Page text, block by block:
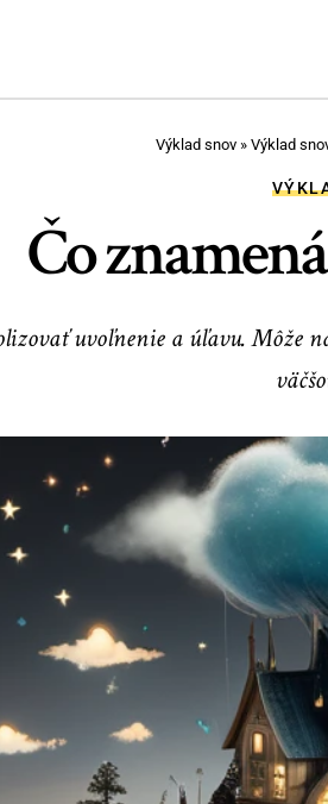
Výklad snov» Výklad
Čo
uvoľnenie a úľavu. Môže